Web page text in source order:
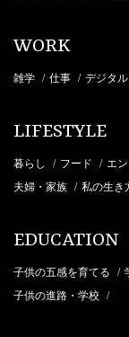
WORK
雑学 / 仕事 / デジタル
LIFESTYLE
暮らし / フード / エ
夫婦・家族 / 私の生き
EDUCATION
子供の五感を育てる /
子供の進路・学校 /